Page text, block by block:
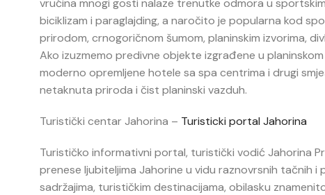
biciklizam i paraglajding, a naročito je popularna kod
prirodom, crnogoričnom šumom, planinskim izvorima,
Ako izuzmemo predivne objekte izgrađene u
moderno opremljene hotele sa spa centrima i drugi
netaknuta priroda i čist planinski vazduh.
Turistički centar Jahorina – Turisticki portal Jahorina
Turističko informativni portal, turistički vodić Jahorina
prenese ljubiteljima Jahorine u vidu raznovrsnih tačnih
sadržajima, turističkim destinacijama, obilasku